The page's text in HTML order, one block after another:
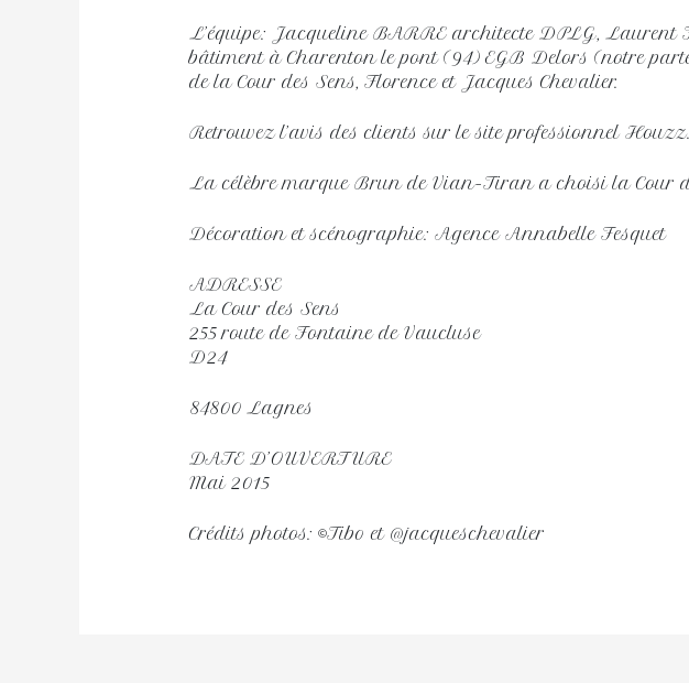
L’équipe: Jacqueline BARRE architecte DPLG, Laurent
bâtiment à Charenton le pont (94) EGB Delors (notre
de la Cour des Sens, Florence et Jacques Chevalier.
Retrouvez l’avis des clients sur le site professionnel
La célèbre marque Brun de Vian-Tiran a choisi la Cour
Décoration et scénographie: Agence Annabelle Fesquet
ADRESSE
La Cour des Sens
255 route de Fontaine de Vaucluse
D24
84800 Lagnes
DATE D’OUVERTURE
Mai 2015
Crédits photos: ©Tibo et @jacqueschevalier